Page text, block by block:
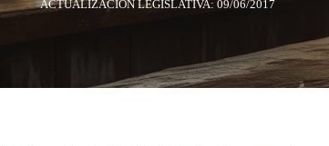
ACTUALIZACIÓN LEGISLATIVA: 09/06/2017